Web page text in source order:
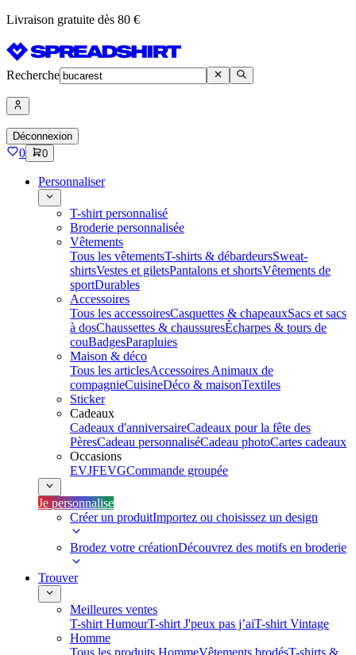
Livraison gratuite dès 80 €
Recherche
Déconnexion
0 0
Personnaliser
T-shirt personnalisé
Broderie personnalisée
Vêtements
Tous les vêtementsT-shirts & débardeursSweat-
shirtsVestes et giletsPantalons et shortsVêtements de
sportDurables
Accessoires
Tous les accessoiresCasquettes & chapeauxSacs et sacs
à dosChaussettes & chaussuresÉcharpes & tours de
couBadgesParapluies
Maison & déco
Tous les articlesAccessoires Animaux de
compagnieCuisineDéco & maisonTextiles
Sticker
Cadeaux
Cadeaux d'anniversaireCadeaux pour la fête des
PèresCadeau personnaliséCadeau photoCartes cadeaux
Occasions
EVJFEVGCommande groupée
Je personnalise
Créer un produitImportez ou choisissez un design
Brodez votre créationDécouvrez des motifs en broderie
Trouver
Meilleures ventes
T-shirt HumourT-shirt J'peux pas j’aiT-shirt Vintage
Homme
Tous les produits HommeVêtements brodésT-shirts &